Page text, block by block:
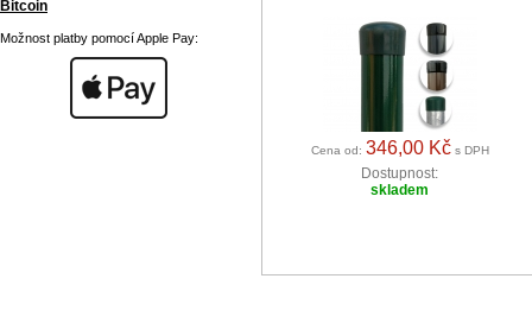
Cena od: 346,00 Kčs DPH
Dostupnost:
skladem
Možnost platby pomocí Apple Pay: